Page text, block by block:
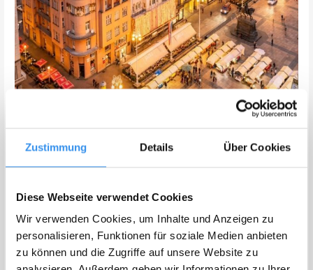
Zustimmung Details Über Cookies
Diese Webseite verwendet Cookies
Wir verwenden Cookies, um Inhalte und Anzeigen zu
personalisieren, Funktionen für soziale Medien anbieten
zu können und die Zugriffe auf unsere Website zu
Die Kathedrale der Himmelfahrt der Seligen Jungfrau Maria
Gebäude in Kroatien und prägt die Skyline. Die neugotische
seligen Kardinals Alojzije Stepinac.
Das Erdbeben von 2020 beschädigte die Kathedrale erneut,